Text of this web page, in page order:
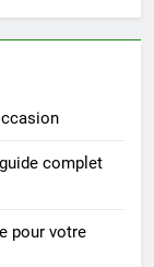
complet
pour votre